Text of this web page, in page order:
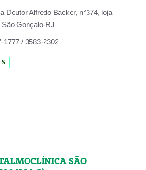
Doutor Alfredo Backer, n°374, loja
São Gonçalo-RJ
1777 / 3583-2302
SÃO